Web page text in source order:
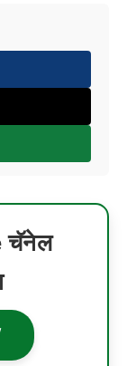
चॅनेल